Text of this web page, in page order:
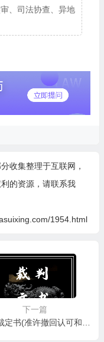
、司法协查、异地
收集整理于互联网，
的资源，请联系我
1954.html
下一篇
民事裁定书(准许撤回认可和执行台湾地区法院民事判决申请用)